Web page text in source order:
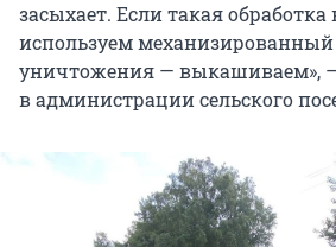
засыхает. Если такая обработка
используем механизированный
уничтожения — выкашиваем», —
в администрации сельского